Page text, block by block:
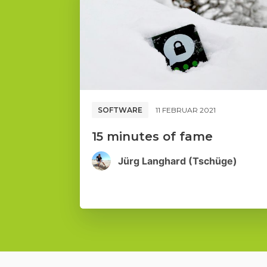
SOFTWARE 11 FEBRUAR 2021
15 minutes of fame
Jürg Langhard (Tschüge)